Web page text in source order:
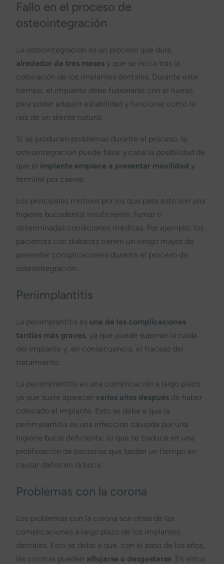
Fallo en el proceso de
osteointegración
La osteointegración es un proceso que dura
alrededor de tres meses y que se inicia tras la
colocación de los implantes dentales. Durante este
tiempo, el implante debe fusionarse con el hueso,
para poder adquirir estabilidad y funcionar como la
raíz de un diente natural.
Si se producen problemas durante el proceso, la
osteointegración puede fallar y cabe la posibilidad de
que el implante empiece a presentar movilidad y
termine por caerse.
Los principales motivos por los que pasa esto son una
higiene bucodental insuficiente, fumar o
determinadas condiciones médicas. Por ejemplo, los
pacientes con diabetes tienen un riesgo mayor de
presentar complicaciones durante el proceso de
osteointegración.
Periimplantitis
La periimplantitis es una de las complicaciones
tardías más graves, ya que puede suponer la caída
del implante y, en consecuencia, el fracaso del
tratamiento.
La periimplantitis es una complicación a largo plazo
ya que suele aparecer varios años después de haber
colocado el implante. Esto se debe a que la
periimplantitis es una infección causada por una
higiene bucal deficiente, lo que se traduce en una
proliferación de bacterias que tardan un tiempo en
causar daños en la boca.
Problemas con la corona
Los problemas con la corona son otras de las
complicaciones a largo plazo de los implantes
dentales. Esto se debe a que, con el paso de los años,
las coronas pueden aflojarse o desgastarse. En estos